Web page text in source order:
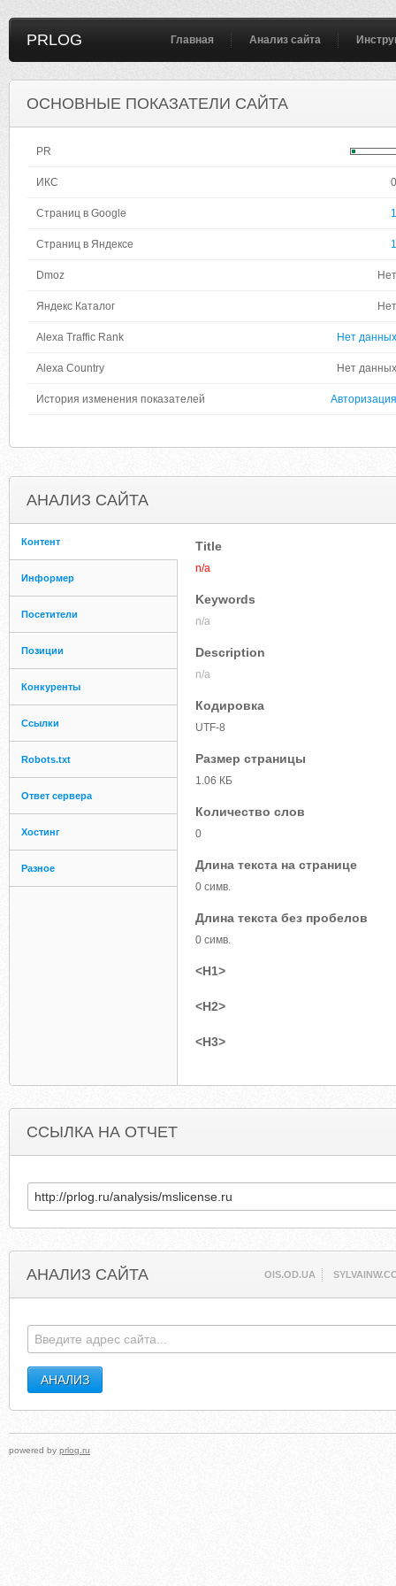
PRLOG Главная Анализ сайта
ОСНОВНЫЕ ПОКАЗАТЕЛИ САЙТА
PR
ИКС 0
Страниц в Google 1
Страниц в Яндексе 1
Dmoz Нет
Яндекс Каталог Нет
Alexa Traffic Rank Нет данных
Alexa Country Нет данных
История изменения показателей Авторизация
АНАЛИЗ САЙТА
Контент
Информер
Посетители
Позиции
Конкуренты
Ссылки
Robots.txt
Ответ сервера
Хостинг
Разное
Title
n/a
Keywords
n/a
Description
n/a
Кодировка
UTF-8
Размер страницы
1.06 КБ
Количество слов
0
Длина текста на странице
0 симв.
Длина текста без пробелов
0 симв.
<H1>
<H2>
<H3>
ССЫЛКА НА ОТЧЕТ
АНАЛИЗ САЙТА OIS.OD.UA
powered by prlog.ru